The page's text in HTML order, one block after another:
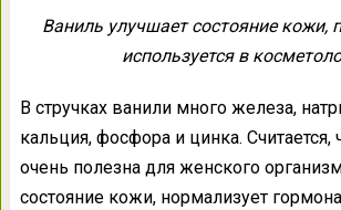
Ваниль улучшает состояние кожи,
используется в
В стручках ванили много железа,
кальция, фосфора и цинка. Считается,
очень полезна для женского
состояние кожи, нормализует